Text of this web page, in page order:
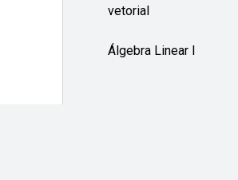
vetorial
Álgebra Linear I